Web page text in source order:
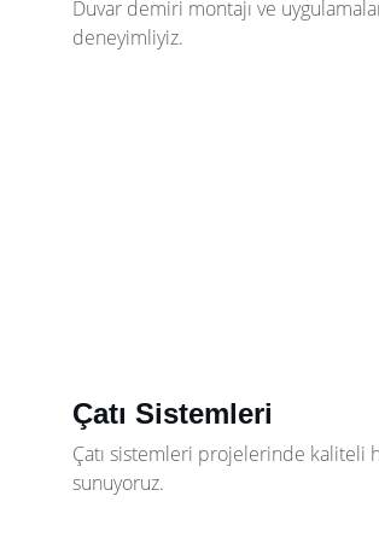
Duvar demiri montajı ve
deneyimliyiz.
Çatı Sistemleri
Çatı sistemleri projelerinde kaliteli
sunuyoruz.